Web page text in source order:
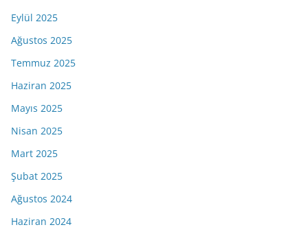
Eylül 2025
Ağustos 2025
Temmuz 2025
Haziran 2025
Mayıs 2025
Nisan 2025
Mart 2025
Şubat 2025
Ağustos 2024
Haziran 2024